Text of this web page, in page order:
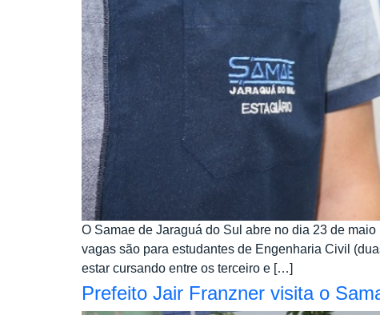
O Samae de Jaraguá do Sul abre no dia 23 de
vagas são para estudantes de Engenharia Civil
estar cursando entre os terceiro e […]
Prefeito Jair Franzner visita o